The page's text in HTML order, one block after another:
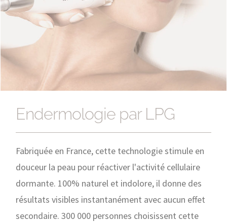
Endermologie par LPG
Fabriquée en France, cette technologie stimule en
douceur la peau pour réactiver l'activité cellulaire
dormante. 100% naturel et indolore, il donne des
résultats visibles instantanément avec aucun effet
secondaire. 300 000 personnes choisissent cette